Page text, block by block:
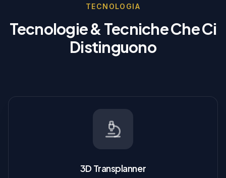
TECNOLOGIA
Tecnologie & Tecniche Che Ci
Distinguono
3D Transplanner